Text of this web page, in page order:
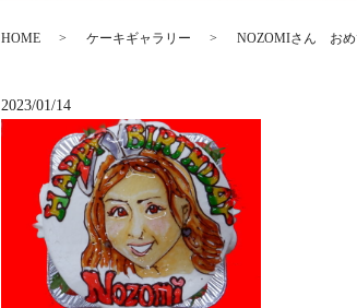
HOME ケーキギャラリー NOZOMIさん おめ
2023/01/14